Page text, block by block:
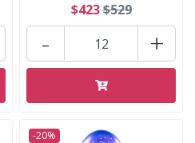
$423$529
+
-
-20%